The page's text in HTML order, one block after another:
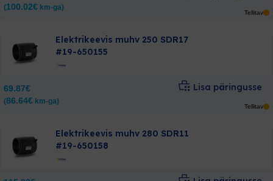
(100.02€ km-ga)
Tellitav
Elektrikeevis muhv 250 SDR17
#19-650155
69.87€
(86.64€ km-ga)
Lisa päringusse
Tellitav
Elektrikeevis muhv 280 SDR11
#19-650158